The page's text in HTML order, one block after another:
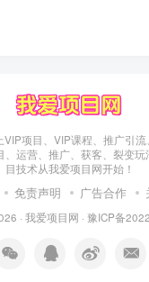
VIP项目、VIP课程、推广引
、运营、推广、获客、裂变玩
目技术从我爱项目网开始！
免责声明 广告合作
· 我爱项目网 · 豫ICP备